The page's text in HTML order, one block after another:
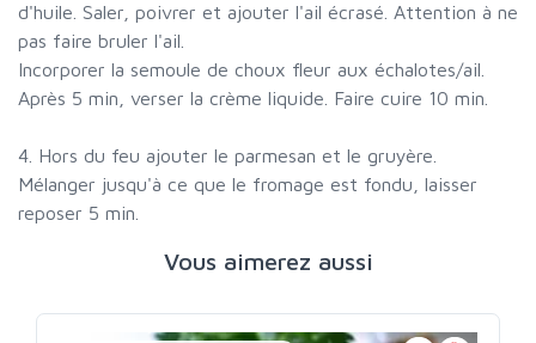
d'huile. Saler, poivrer et ajouter l'ail écrasé. Attention à ne
pas faire bruler l'ail.
Incorporer la semoule de choux fleur aux échalotes/ail.
Après 5 min, verser la crème liquide. Faire cuire 10 min.
4. Hors du feu ajouter le parmesan et le gruyère.
Mélanger jusqu'à ce que le fromage est fondu, laisser
reposer 5 min.
Vous aimerez aussi